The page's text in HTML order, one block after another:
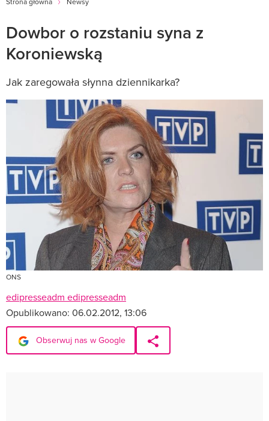
Dowbor o rozstaniu syna z
Koroniewską
Jak zaregowała słynna dziennikarka?
ONS
edipresseadm edipresseadm
Opublikowano: 06.02.2012, 13:06
Obserwuj nas w Google